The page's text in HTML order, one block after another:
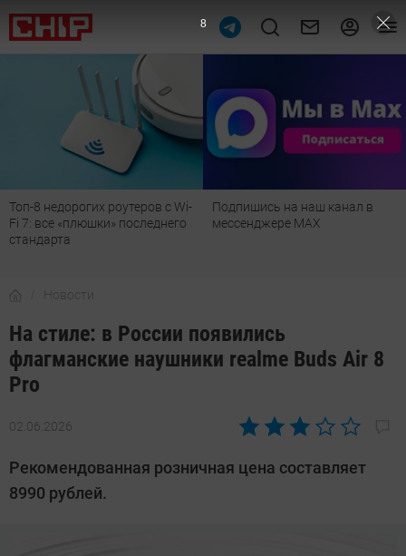
Подпишись на наш канал в
мессенджере МАХ
Рейтинг телевизоров 2026:
лучшие модели для гостиной,
Новости
На стиле: в России появились
флагманские наушники realme Buds Air 8
Pro
02.06.2026
Автор:
Калашников
Рекомендованная розничная цена составляет
8990 рублей.
7